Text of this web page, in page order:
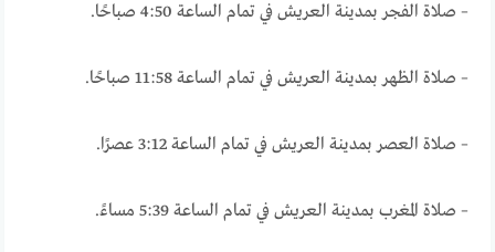
– صلاة الفجر بمدينة العريش في تمام الساعة 4:50 صباحًا.
– صلاة الظهر بمدينة العريش في تمام الساعة 11:58 صباحًا.
– صلاة العصر بمدينة العريش في تمام الساعة 3:12 عصرًا.
– صلاة المغرب بمدينة العريش في تمام الساعة 5:39 مساءً.